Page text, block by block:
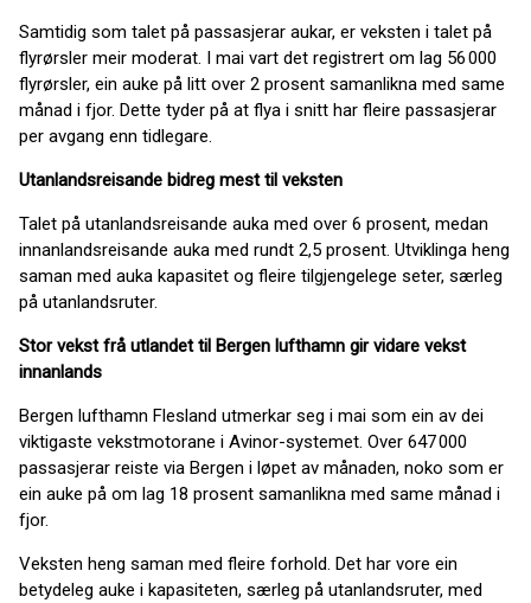
Samtidig som talet på passasjerar aukar, er veksten i talet på
flyrørsler meir moderat. I mai vart det registrert om lag 56 000
flyrørsler, ein auke på litt over 2 prosent samanlikna med same
månad i fjor. Dette tyder på at flya i snitt har fleire passasjerar
per avgang enn tidlegare.
Utanlandsreisande bidreg mest til veksten
Talet på utanlandsreisande auka med over 6 prosent, medan
innanlandsreisande auka med rundt 2,5 prosent. Utviklinga heng
saman med auka kapasitet og fleire tilgjengelege seter, særleg
på utanlandsruter.
Stor vekst frå utlandet til Bergen lufthamn gir vidare vekst
innanlands
Bergen lufthamn Flesland utmerkar seg i mai som ein av dei
viktigaste vekstmotorane i Avinor-systemet. Over 647 000
passasjerar reiste via Bergen i løpet av månaden, noko som er
ein auke på om lag 18 prosent samanlikna med same månad i
fjor.
Veksten heng saman med fleire forhold. Det har vore ein
betydeleg auke i kapasiteten, særleg på utanlandsruter, med